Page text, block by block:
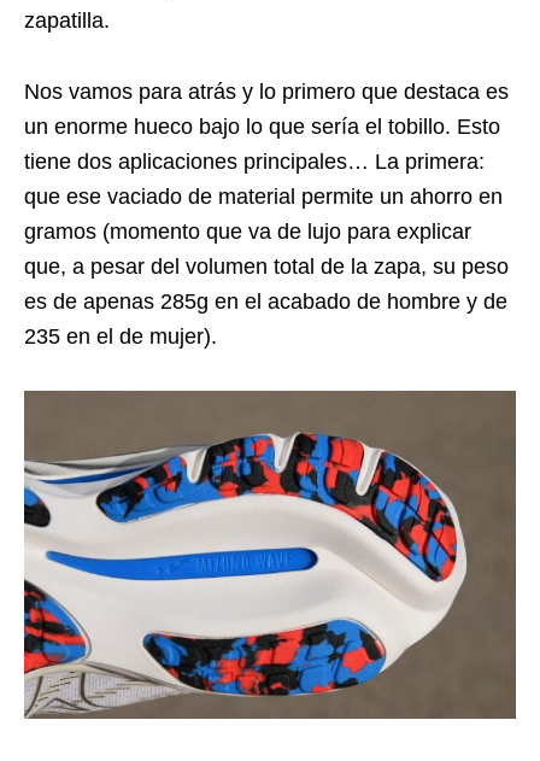
zapatilla.
Nos vamos para atrás y lo primero que destaca es
un enorme hueco bajo lo que sería el tobillo. Esto
tiene dos aplicaciones principales… La primera:
que ese vaciado de material permite un ahorro en
gramos (momento que va de lujo para explicar
que, a pesar del volumen total de la zapa, su peso
es de apenas 285g en el acabado de hombre y de
235 en el de mujer).